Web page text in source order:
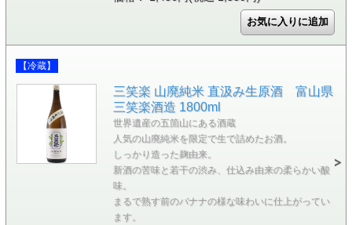
【冷蔵】
三笑楽 山廃純米 直汲み生原酒 富山県
三笑楽酒造 1800ml
世界遺産の五箇山にある酒蔵
人気の山廃純米を限定で生で詰めたお酒。
しっかり造った麹由来。
新酒の苦味と若干の渋み、仕込み由来の柔らかい酸
味。
まるで熟す前のバナナの様な味わいに仕上がってい
ます。